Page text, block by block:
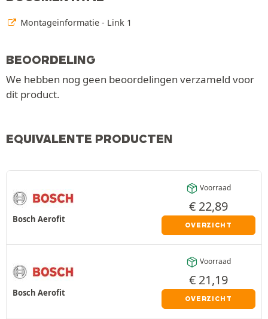
Montageinformatie - Link 1
BEOORDELING
We hebben nog geen beoordelingen verzameld voor
dit product.
EQUIVALENTE PRODUCTEN
Bosch Aerofit
Voorraad
€ 22,89
OVERZICHT
Bosch Aerofit
Voorraad
€ 21,19
OVERZICHT